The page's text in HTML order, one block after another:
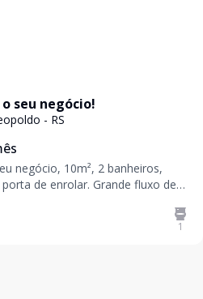
seu negócio!
- RS
negócio, 10m², 2 banheiros,
a alteração sem aviso
1